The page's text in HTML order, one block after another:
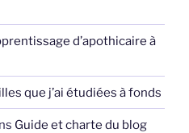
d’apothicaire à
que j’ai étudiées à fonds
Guide et charte du blog